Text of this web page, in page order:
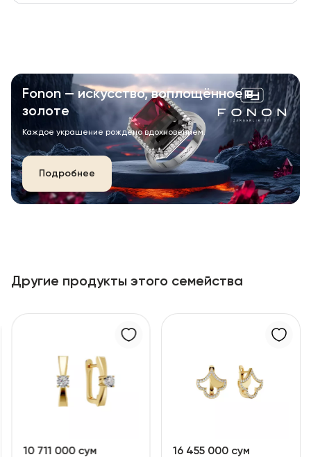
Fonon — искусство, воплощённое в
золоте
Каждое украшение рождено вдохновением.
Подробнее
Другие продукты этого семейства
10 711 000 сум 16 455 000 сум